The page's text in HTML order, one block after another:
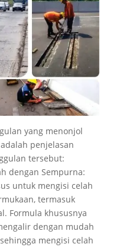
yang menonjol
penjelasan
tersebut:
dengan Sempurna:
untuk mengisi celah
termasuk
Formula khususnya
dengan mudah
mengisi celah